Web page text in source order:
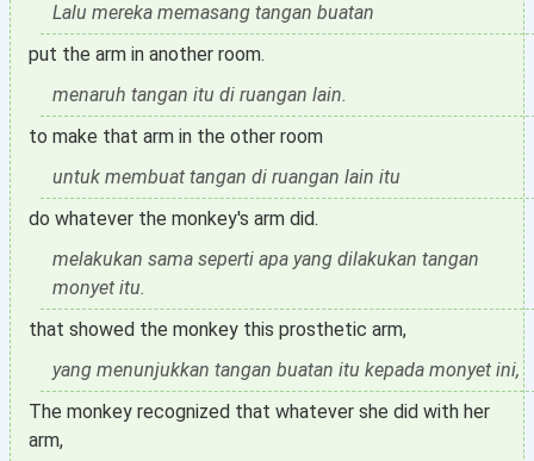
Lalu mereka memasang tangan buatan
put the arm in another room.
menaruh tangan itu di ruangan lain.
to make that arm in the other room
untuk membuat tangan di ruangan lain itu
do whatever the monkey's arm did.
melakukan sama seperti apa yang dilakukan tangan
monyet itu.
that showed the monkey this prosthetic arm,
yang menunjukkan tangan buatan itu kepada monyet ini,
The monkey recognized that whatever she did with her
arm,